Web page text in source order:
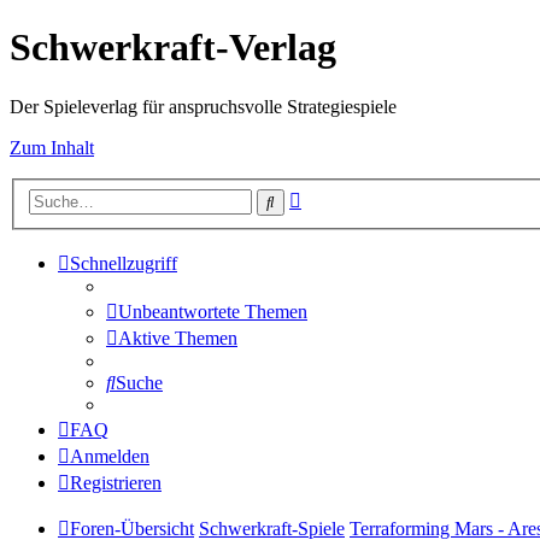
Schwerkraft-Verlag
Der Spieleverlag für anspruchsvolle Strategiespiele
Zum Inhalt
Suche
Schnellzugriff
Unbeantwortete Themen
Aktive Themen
Suche
FAQ
Anmelden
Registrieren
Foren-Übersicht Schwerkraft-Spiele Terraforming Mars -